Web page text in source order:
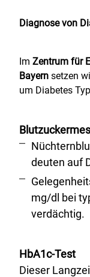
Diagnose von
Im Zentrum für
Bayern setzen
um Diabetes
deuten auf
mg/dl bei
verdächtig.
HbA1c-Test
Dieser